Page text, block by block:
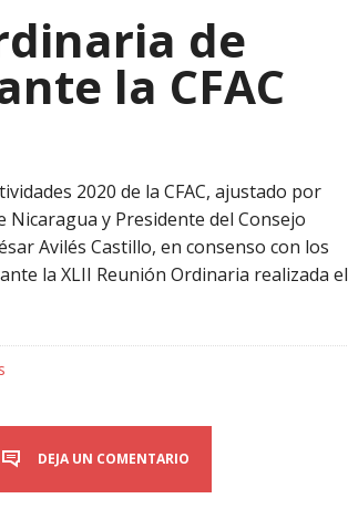
de
la CFAC
2020 de la CFAC, ajustado por
Nicaragua y Presidente del Consejo
Avilés Castillo, en consenso con los
la XLII Reunión Ordinaria realizada el
DEJA UN COMENTARIO